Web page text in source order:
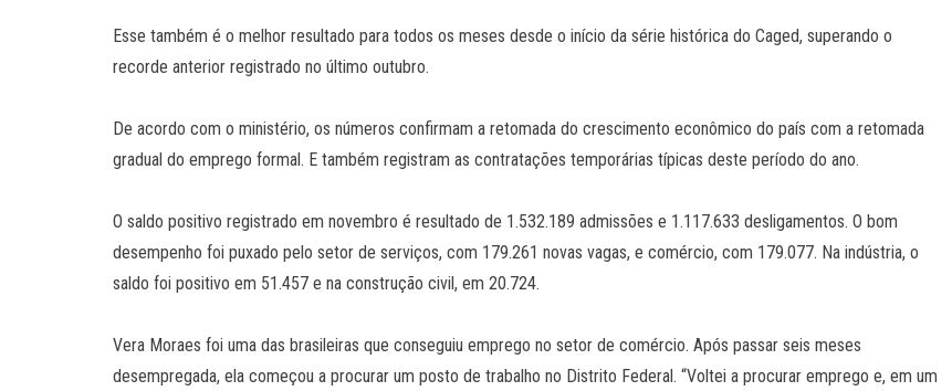
Esse também é o melhor resultado para todos os meses desde o início da série histórica do Caged, superando o
recorde anterior registrado no último outubro.
De acordo com o ministério, os números confirmam a retomada do crescimento econômico do país com a retomada
gradual do emprego formal. E também registram as contratações temporárias típicas deste período do ano.
O saldo positivo registrado em novembro é resultado de 1.532.189 admissões e 1.117.633 desligamentos. O bom
desempenho foi puxado pelo setor de serviços, com 179.261 novas vagas, e comércio, com 179.077. Na indústria, o
saldo foi positivo em 51.457 e na construção civil, em 20.724.
Vera Moraes foi uma das brasileiras que conseguiu emprego no setor de comércio. Após passar seis meses
desempregada, ela começou a procurar um posto de trabalho no Distrito Federal. “Voltei a procurar emprego e, em um